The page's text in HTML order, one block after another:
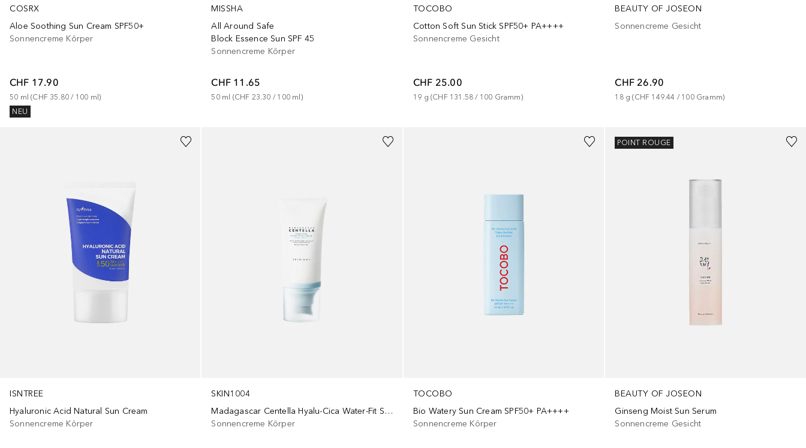
COSRX
Aloe Soothing Sun Cream SPF50+
Sonnencreme Körper
CHF 17.90
50 ml (CHF 35.80 / 100 ml)
NEU
MISSHA
All Around Safe
Block Essence Sun SPF 45
Sonnencreme Körper
CHF 11.65
50 ml (CHF 23.30 / 100 ml )
TOCOBO
Cotton Soft Sun Stick SPF50+ PA++++
Sonnencreme Gesicht
CHF 25.00
19 g (CHF 131.58 / 100 Gramm)
BEAUTY OF JOSEON
Sonnencreme Gesicht
CHF 26.90
18 g (CHF 149.44 / 100 Gramm)
ISNTREE
Hyaluronic Acid Natural Sun Cream
Sonnencreme Körper
SKIN1004
Madagascar Centella Hyalu-Cica Water-Fit Sun Serum
Sonnencreme Körper
TOCOBO
Bio Watery Sun Cream SPF50+ PA++++
Sonnencreme Körper
BEAUTY OF JOSEON
Ginseng Moist Sun Serum
Sonnencreme Gesicht
POINT ROUGE